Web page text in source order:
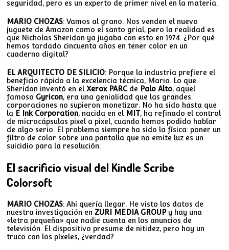
seguridad, pero es un experto de primer nivel en la materia.
MARIO CHOZAS: Vamos al grano. Nos venden el nuevo
juguete de Amazon como el santo grial, pero la realidad es
que Nicholas Sheridon ya jugaba con esto en 1974. ¿Por qué
hemos tardado cincuenta años en tener color en un
cuaderno digital?
EL ARQUITECTO DE SILICIO: Porque la industria prefiere el
beneficio rápido a la excelencia técnica, Mario. Lo que
Sheridon inventó en elXerox PARCde Palo Alto, aquel
famoso Gyricon, era una genialidad que las grandes
corporaciones no supieron monetizar. No ha sido hasta que
la E Ink Corporation, nacida en el MIT, ha refinado el control
de microcápsulas pixel a pixel, cuando hemos podido hablar
de algo serio. El problema siempre ha sido la física: poner un
filtro de color sobre una pantalla que no emite luz es un
suicidio para la resolución.
El sacrificio visual del Kindle Scribe
Colorsoft
MARIO CHOZAS: Ahí quería llegar. He visto los datos de
nuestra investigación en ZURI MEDIA GROUPy hay una
«letra pequeña» que nadie cuenta en los anuncios de
televisión. El dispositivo presume de nitidez, pero hay un
truco con los píxeles, ¿verdad?